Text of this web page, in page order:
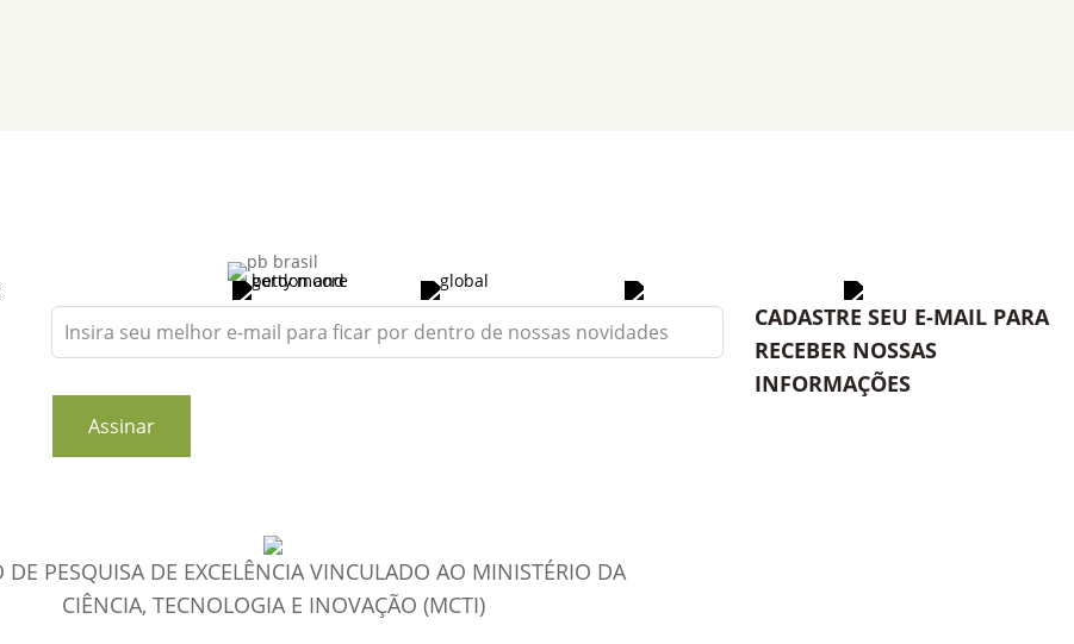
Leave
this
blank
Assinar
CADASTRE SEU E-MAIL PARA
RECEBER NOSSAS
INFORMAÇÕES
DE PESQUISA DE EXCELÊNCIA VINCULADO AO MINISTÉRIO DA
CIÊNCIA, TECNOLOGIA E INOVAÇÃO (MCTI)